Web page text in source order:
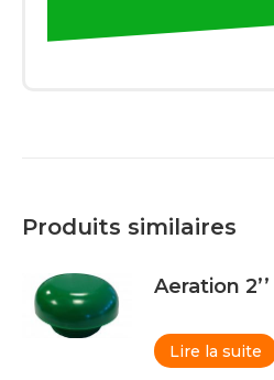
Produits similaires
Aeration
Lire la suite